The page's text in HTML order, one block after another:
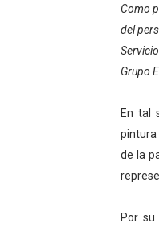
Como
del
Grupo
En tal
pintura
de la
Por